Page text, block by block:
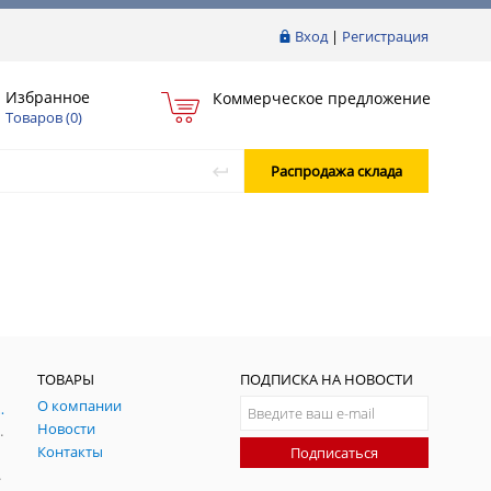
Вход| Регистрация
Избранное
Товаров (0)
Коммерческое предложение
Распродажа склада
ГНСС
помех
помех
ТОВАРЫ
О компании
Новости
Контакты
ПОДПИСКА НА НОВОСТИ
Подписаться